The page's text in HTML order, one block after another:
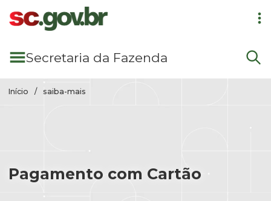
Pular para conteúdo principal
Secretaria da Fazenda
Início saiba-mais
Pagamento com Cartão